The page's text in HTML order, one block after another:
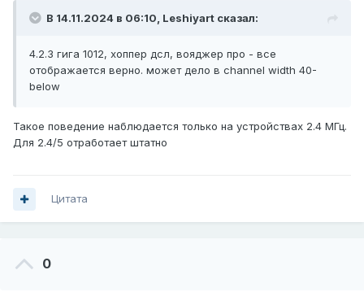
В 14.11.2024 в 06:10, Leshiyart сказал:
4.2.3 гига 1012, хоппер дсл, вояджер про - все
отображается верно. может дело в channel width 40-
below
Такое поведение наблюдается только на устройствах 2.4 МГц.
Для 2.4/5 отработает штатно
Цитата
0